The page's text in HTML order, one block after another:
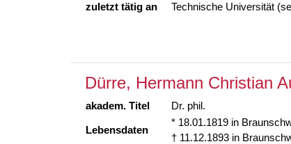
zuletzt tätig an
Technische Universität
Dürre, Hermann Christian
akadem. Titel Dr. phil.
Lebensdaten
* 18.01.1819 in
† 11.12.1893 in